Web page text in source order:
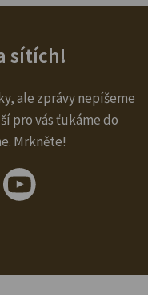
sítích!
ale zprávy nepíšeme
pro vás ťukáme do
Mrkněte!